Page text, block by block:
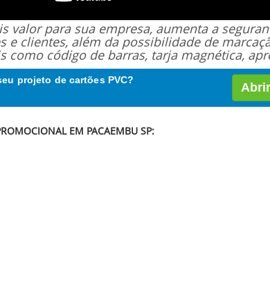
valor para sua empresa, aumenta a
e clientes, além da possibilidade de
como código de barras, tarja magnética,
projeto de cartões PVC?
EM PACAEMBU SP: